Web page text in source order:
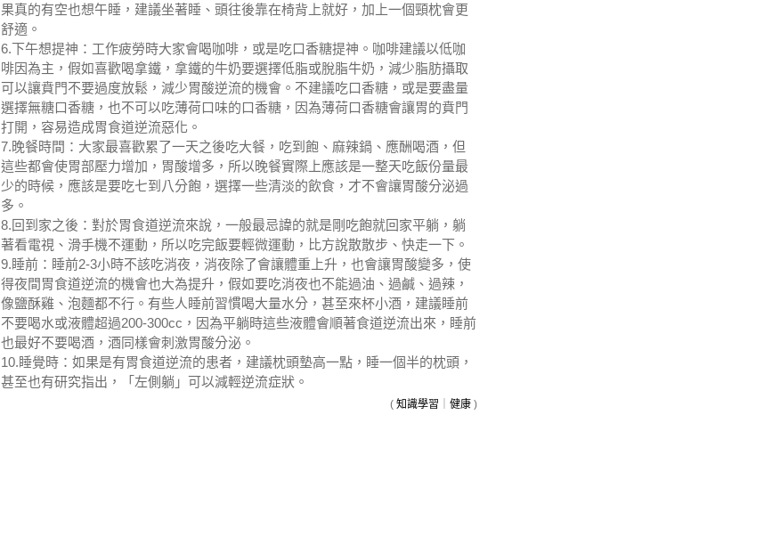
果真的有空也想午睡，建議坐著睡、頭往後靠在椅背上就好，加上一個頸枕會更
舒適。
6.下午想提神：工作疲勞時大家會喝咖啡，或是吃口香糖提神。咖啡建議以低咖
啡因為主，假如喜歡喝拿鐵，拿鐵的牛奶要選擇低脂或脫脂牛奶，減少脂肪攝取
可以讓賁門不要過度放鬆，減少胃酸逆流的機會。不建議吃口香糖，或是要盡量
選擇無糖口香糖，也不可以吃薄荷口味的口香糖，因為薄荷口香糖會讓胃的賁門
打開，容易造成胃食道逆流惡化。
7.晚餐時間：大家最喜歡累了一天之後吃大餐，吃到飽、麻辣鍋、應酬喝酒，但
這些都會使胃部壓力增加，胃酸增多，所以晚餐實際上應該是一整天吃飯份量最
少的時候，應該是要吃七到八分飽，選擇一些清淡的飲食，才不會讓胃酸分泌過
多。
8.回到家之後：對於胃食道逆流來說，一般最忌諱的就是剛吃飽就回家平躺，躺
著看電視、滑手機不運動，所以吃完飯要輕微運動，比方說散散步、快走一下。
9.睡前：睡前2-3小時不該吃消夜，消夜除了會讓體重上升，也會讓胃酸變多，使
得夜間胃食道逆流的機會也大為提升，假如要吃消夜也不能過油、過鹹、過辣，
像鹽酥雞、泡麵都不行。有些人睡前習慣喝大量水分，甚至來杯小酒，建議睡前
不要喝水或液體超過200-300cc，因為平躺時這些液體會順著食道逆流出來，睡前
也最好不要喝酒，酒同樣會刺激胃酸分泌。
10.睡覺時：如果是有胃食道逆流的患者，建議枕頭墊高一點，睡一個半的枕頭，
甚至也有研究指出，「左側躺」可以減輕逆流症狀。
( 知識學習 健康 )